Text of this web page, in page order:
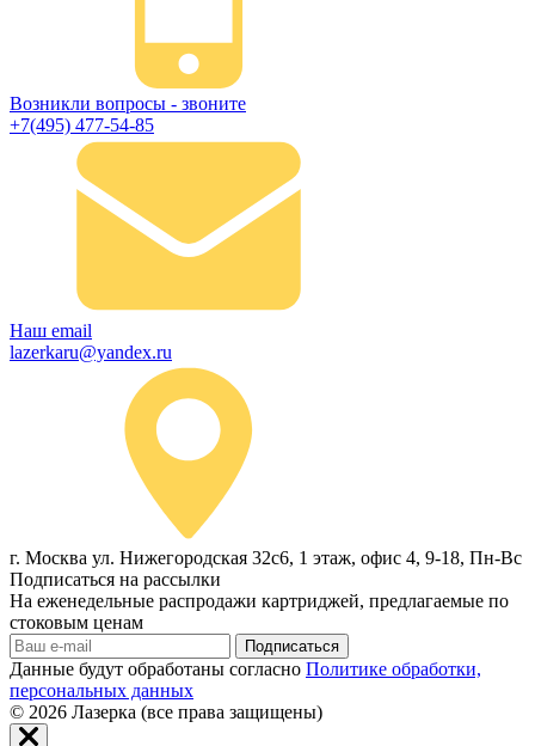
Возникли вопросы - звоните
+7(495) 477-54-85
Наш email
lazerkaru@yandex.ru
г. Москва ул. Нижегородская 32с6, 1 этаж, офис 4, 9-18, Пн-Вс
Подписаться на рассылки
На еженедельные распродажи картриджей, предлагаемые по
стоковым ценам
Подписаться
Данные будут обработаны согласно Политике обработки,
персональных данных
© 2026 Лазерка (все права защищены)